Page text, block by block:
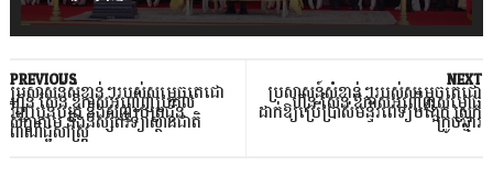
NEXT
ប្រសាសន៍សំខាន់ៗរបស់សម្តេចតេជោ
ហ៊ុន សែន ឱកាសអញ្ជើញសម្ពោធ
ដាក់ឱ្យប្រើប្រាស់មន្ទីរពេទ្យបង្អែក ស្រុក
ក្រូចឆ្មារ
PREVIOUS
ប្រសាសន៍សំខាន់ៗរបស់សម្តេចតេជោ
ហ៊ុន សែន ឱកាសអញ្ជើញប្រគល់
វិញ្ញាបនបត្រ និងសញ្ញាបត្រជូន
សិក្ខាកាម និងនិស្សិតវិទ្យាស្ថានជាតិ
ពាណិជ្ជសាស្ត្រ